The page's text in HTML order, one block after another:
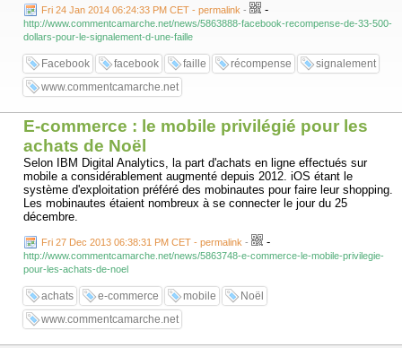
Fri 24 Jan 2014 06:24:33 PM CET - permalink - -
http://www.commentcamarche.net/news/5863888-facebook-recompense-de-33-500-
dollars-pour-le-signalement-d-une-faille
Facebook facebook faille récompense
signalement
www.commentcamarche.net
E-commerce : le mobile privilégié pour les
achats de Noël
Selon IBM Digital Analytics, la part d'achats en ligne effectués sur
mobile a considérablement augmenté depuis 2012. iOS étant le
système d'exploitation préféré des mobinautes pour faire leur shopping.
Les mobinautes étaient nombreux à se connecter le jour du 25
décembre.
Fri 27 Dec 2013 06:38:31 PM CET - permalink - -
http://www.commentcamarche.net/news/5863748-e-commerce-le-mobile-privilegie-
pour-les-achats-de-noel
achats e-commerce mobile
Noël
www.commentcamarche.net